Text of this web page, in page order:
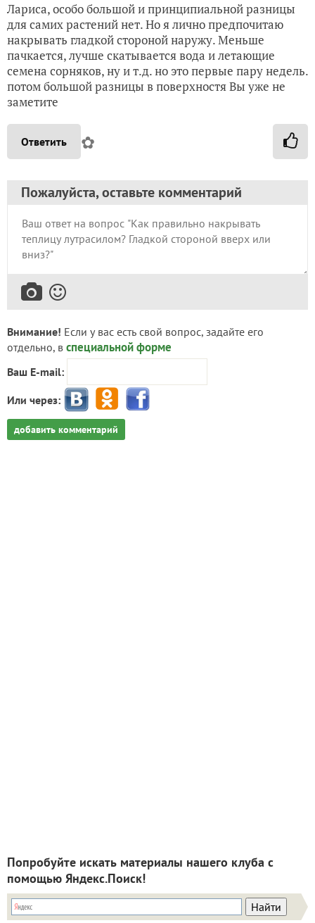
Лариса, особо большой и принципиальной разницы
для самих растений нет. Но я лично предпочитаю
накрывать гладкой стороной наружу. Меньше
пачкается, лучше скатывается вода и летающие
семена сорняков, ну и т.д. но это первые пару недель.
потом большой разницы в поверхностя Вы уже не
заметите
Ответить ✿
Пожалуйста, оставьте комментарий
Внимание! Если у вас есть свой вопрос, задайте его
отдельно, в специальной форме
Ваш E-mail:
Или через:
добавить комментарий
Попробуйте искать материалы нашего клуба с
помощью Яндекс.Поиск!